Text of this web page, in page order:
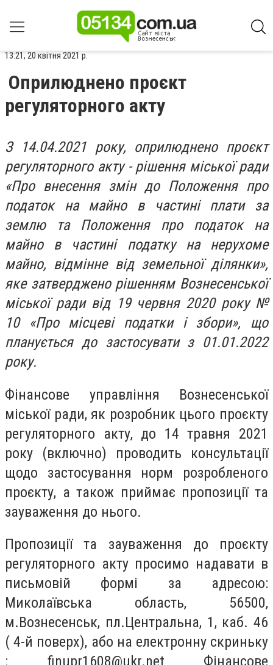
13:21, 20 квітня 2021 р.
Оприлюднено проєкт
регуляторного акту
З 14.04.2021 року, оприлюднено проєкт
регуляторного акту - рішення міської ради
«Про внесення змін до Положення про
податок на майно в частині плати за
землю та Положення про податок на
майно в частині податку на нерухоме
майно, відмінне від земельної ділянки»,
яке затверджено рішенням Вознесенської
міської ради від 19 червня 2020 року №
10 «Про місцеві податки і збори», що
планується до застосувати з 01.01.2022
року.
Фінансове управління Вознесенської
міської ради, як розробник цього проєкту
регуляторного акту, до 14 травня 2021
року (включно) проводить консультації
щодо застосування норм розробленого
проєкту, а також приймає пропозиції та
зауваження до нього.
Пропозиції та зауваження до проєкту
регуляторного акту просимо надавати в
письмовій формі за адресою:
Миколаївська область, 56500,
м.Вознесенськ, пл.Центральна, 1, каб. 46
( 4-й поверх), або на електронну скриньку
: finupr1608@ukr.net Фінансове